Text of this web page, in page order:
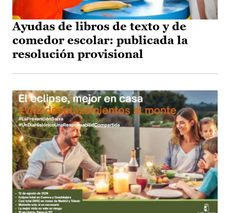
Ayudas de libros de texto y de
comedor escolar: publicada la
resolución provisional